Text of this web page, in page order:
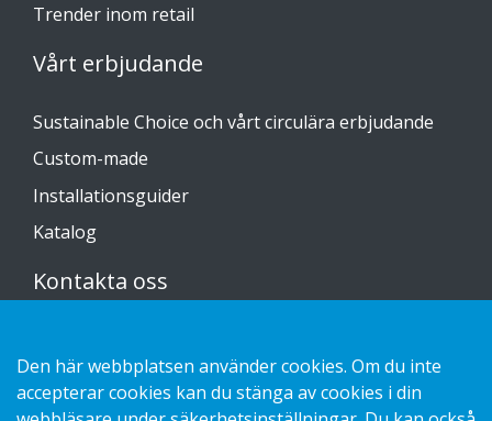
Trender inom retail
Vårt erbjudande
Sustainable Choice och vårt circulära erbjudande
Custom-made
Installationsguider
Katalog
Kontakta oss
Kakor
Den här webbplatsen använder cookies. Om du inte
accepterar cookies kan du stänga av cookies i din